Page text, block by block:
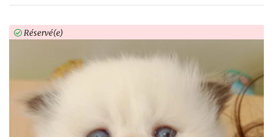
Réservé(e)